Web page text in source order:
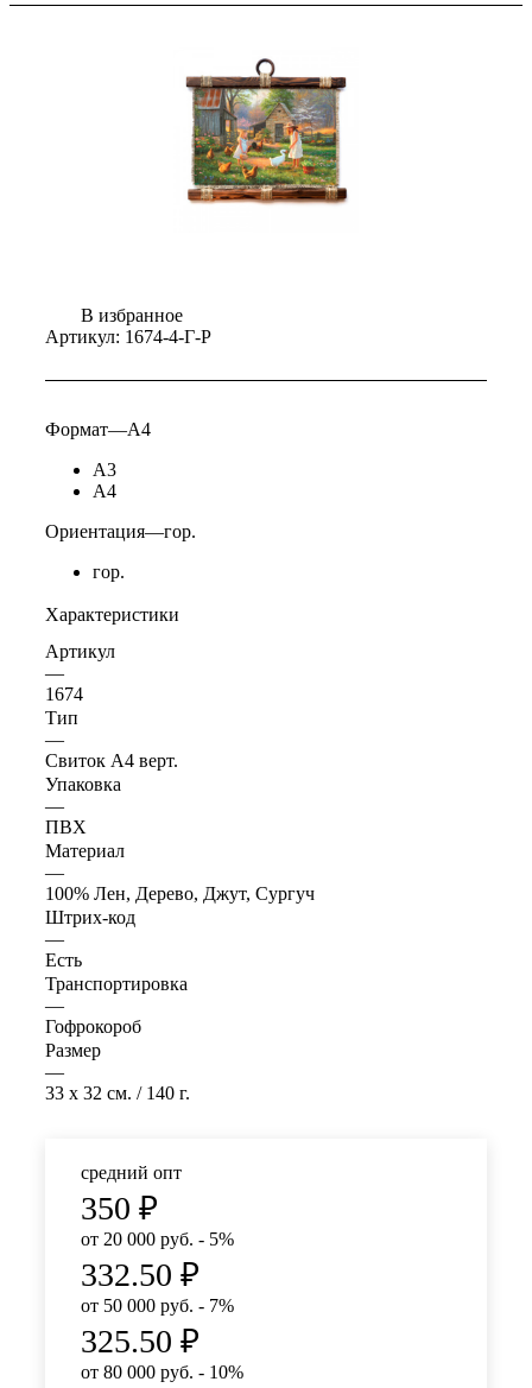
В избранное
Артикул: 1674-4-Г-Р
Формат—А4
А3
А4
Ориентация—гор.
гор.
Характеристики
Артикул
—
1674
Тип
—
Свиток А4 верт.
Упаковка
—
ПВХ
Материал
—
100% Лен, Дерево, Джут, Сургуч
Штрих-код
—
Есть
Транспортировка
—
Гофрокороб
Размер
—
33 x 32 см. / 140 г.
средний опт
350 ₽
от 20 000 руб. - 5%
332.50 ₽
от 50 000 руб. - 7%
325.50 ₽
от 80 000 руб. - 10%